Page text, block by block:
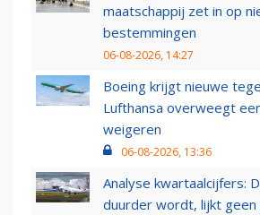
maatschappij zet in op
bestemmingen
06-08-2026, 14:27
Boeing krijgt nieuwe
Lufthansa overweegt
weigeren
06-08-2026, 13:36
Analyse kwartaalcijfers:
duurder wordt, lijkt